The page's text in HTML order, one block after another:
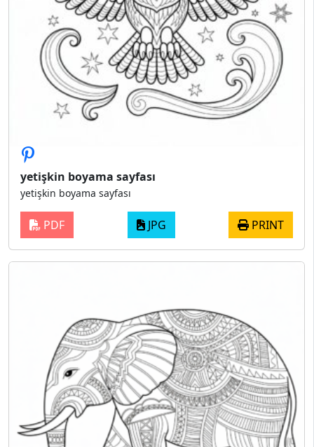
yetişkin boyama sayfası
yetişkin boyama sayfası
PDF JPG PRINT